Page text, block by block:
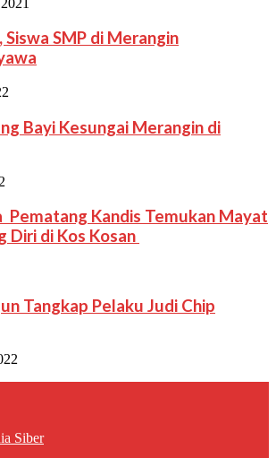
Siswa SMP di Merangin
Bayi Kesungai Merangin di
Pematang Kandis Temukan Mayat
Diri di Kos Kosan
Tangkap Pelaku Judi Chip
Siber